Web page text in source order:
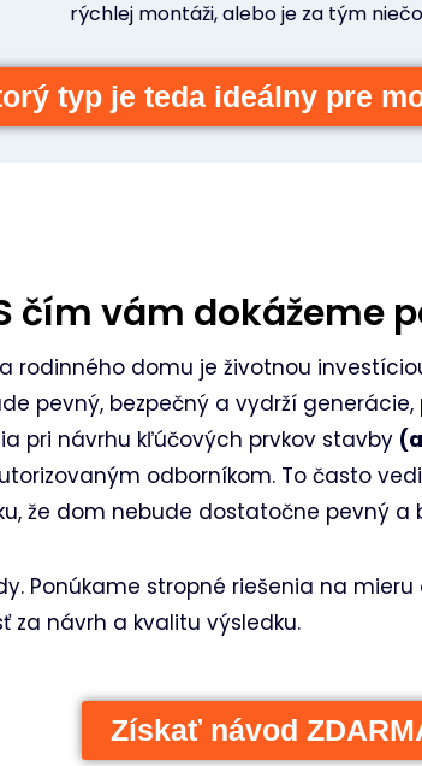
rýchlej montáži, alebo je za tým
typ je teda ideálny pre
čím vám dokážeme
rodinného domu je životnou
pevný, bezpečný a vydrží
pri návrhu kľúčových prvkov stavby
odborníkom. To často
že dom nebude dostatočne pevný a
Ponúkame stropné riešenia na mieru
za návrh a kvalitu výsledku.
Získať návod